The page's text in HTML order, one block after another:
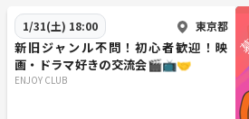
1/31(土) 18:00 東京都
新旧ジャンル不問！初心者歓迎！映
画・ドラマ好きの交流会🎬📺🤝
ENJOY CLUB